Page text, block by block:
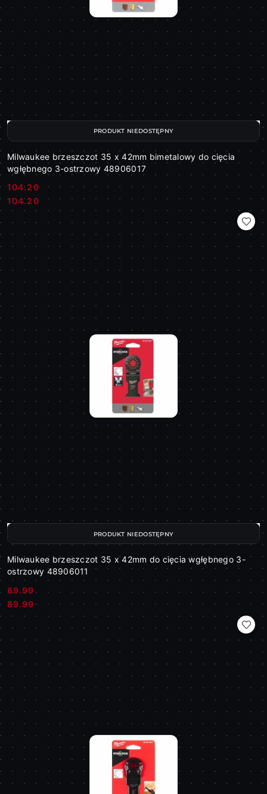
Milwaukee brzeszczot 35 x 42mm bimetalowy do cięcia
wgłębnego 3-ostrzowy 48906017
Cena:
104.20
Cena:
104.20
PRODUKT NIEDOSTĘPNY
Milwaukee brzeszczot 35 x 42mm do cięcia wgłębnego 3-
ostrzowy 48906011
Cena:
89.99
Cena:
89.99
PRODUKT NIEDOSTĘPNY